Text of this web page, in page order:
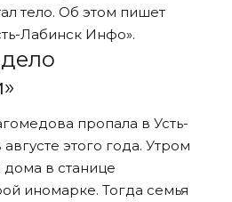
тело. Об этом пишет
Лабинск Инфо».
пропала в Усть-
этого года. Утром
дома в станице
иномарке. Тогда семья